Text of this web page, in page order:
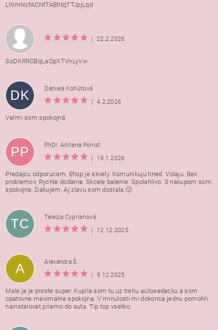
LWmNcfACNtTABhtqTTJpjLqd
| 22.2.2026
SoDXRRCBqLaOpXTVnLyVw
DK
Daniela Kohútová
|
4.2.2026
Veľmi som spokojná
PP
PhDr. Adriana Ponist
|
19.1.2026
Predajcu odporucam. Ehop je skvely. Komunikuju hned. Volaju. Bex
problemov. Rychle dodanie. Skcele balenie. Spolahlivo. S nakupom som
spokojna. Dakujem. Aj zlavu som dostala.🙂
TC
Terezia Cyprianová
|
12.12.2025
A
Alexandra Š.
|
9.12.2025
Male ja je proste super. Kupila som tu uz tretiu autosedacku a som
opatovne maximalne spokojna. V minulosti mi dokonca jednu pomohli
nainstalovat priamo do auta. Tip top vsetko.